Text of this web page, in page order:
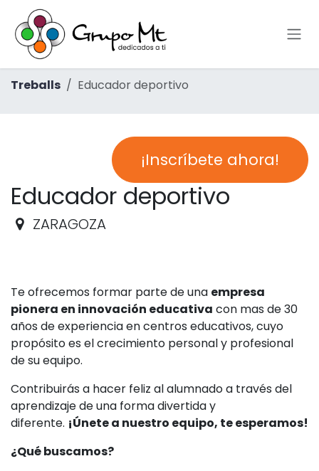
Skip to Content
Treballs Educador deportivo
¡Inscríbete ahora!
Educador deportivo
ZARAGOZA
Te ofrecemos formar parte de una empresa
pionera en innovación educativa con mas de 30
años de experiencia en centros educativos, cuyo
propósito es el crecimiento personal y profesional
de su equipo.
Contribuirás a hacer feliz al alumnado a través del
aprendizaje de una forma divertida y
diferente. ¡Únete a nuestro equipo, te esperamos!
¿Qué buscamos?